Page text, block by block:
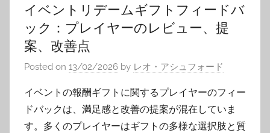
イベントリデームギフトフィードバ
ック：プレイヤーのレビュー、提
案、改善点
Posted on 13/02/2026 by レオ・アシュフォード
イベントの報酬ギフトに関するプレイヤーのフィー
ドバックは、満足感と改善の提案が混在していま
す。多くのプレイヤーはギフトの多様な選択肢と質